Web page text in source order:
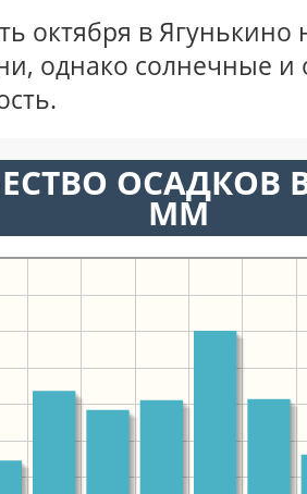
октября в Ягунькино
однако солнечные
ОСАДКОВ
ММ